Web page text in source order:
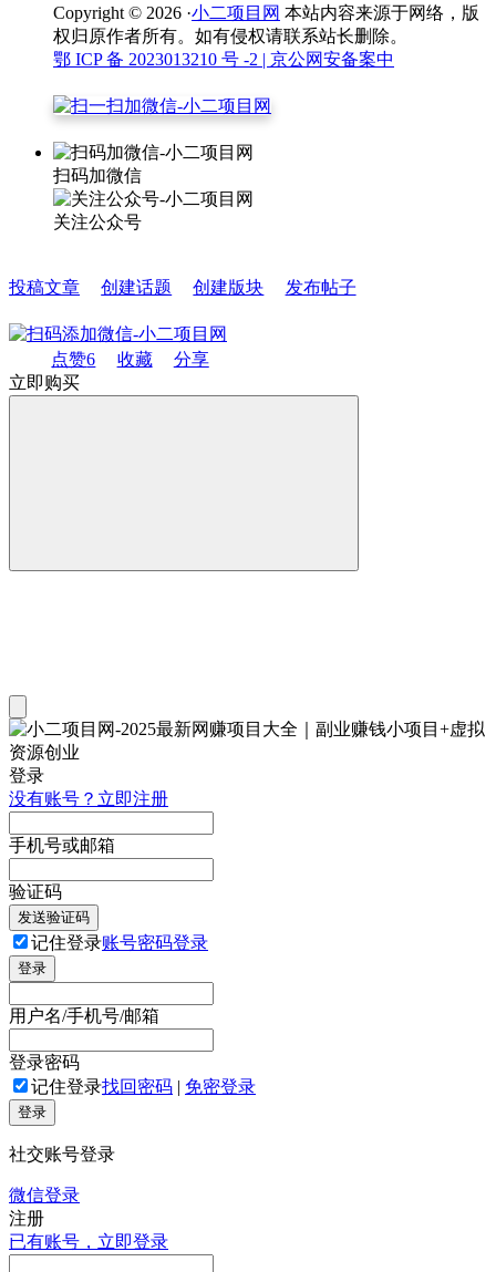
Copyright © 2026 ·小二项目网 本站内容来源于网络，版
权归原作者所有。如有侵权请联系站长删除。
鄂 ICP 备 2023013210 号 -2 | 京公网安备案中
扫码加微信
关注公众号
投稿文章 创建话题 创建版块 发布帖子
点赞6 收藏
分享
立即购买
登录
没有账号？立即注册
手机号或邮箱
验证码
发送验证码
记住登录账号密码登录
登录
用户名/手机号/邮箱
登录密码
记住登录找回密码 | 免密登录
登录
社交账号登录
微信登录
注册
已有账号，立即登录